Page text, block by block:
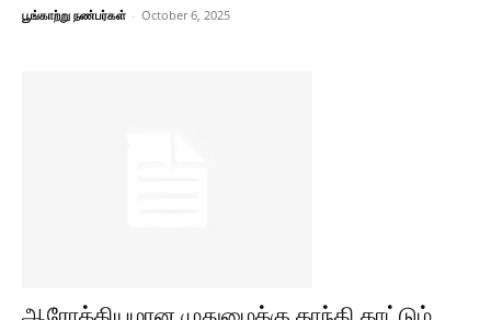
பூங்காற்று நண்பர்கள் - October 6, 2025